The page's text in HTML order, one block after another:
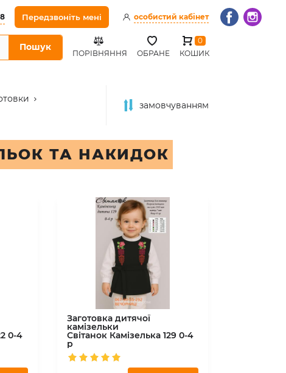
Передзвоніть мені особистий кабінет
ПОРІВНЯННЯ ОБРАНЕ
0
КОШИК
Пошук
замовчуванням
ТА НАКИДОК
0-4
Заготовка дитячої
камізельки
Світанок Камізелька 129 0-4
р